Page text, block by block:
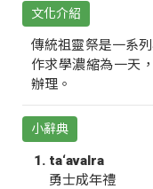
文化介紹
傳統祖靈祭是一系
作求學濃縮為一天
辦理。
小辭典
ta‘avalra
勇士成年禮